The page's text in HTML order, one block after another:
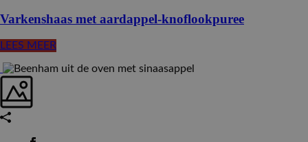
Varkenshaas met aardappel-knoflookpuree
LEES MEER